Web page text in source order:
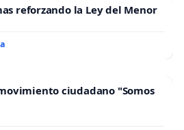
reforzando la Ley del Menor
ciudadano "Somos